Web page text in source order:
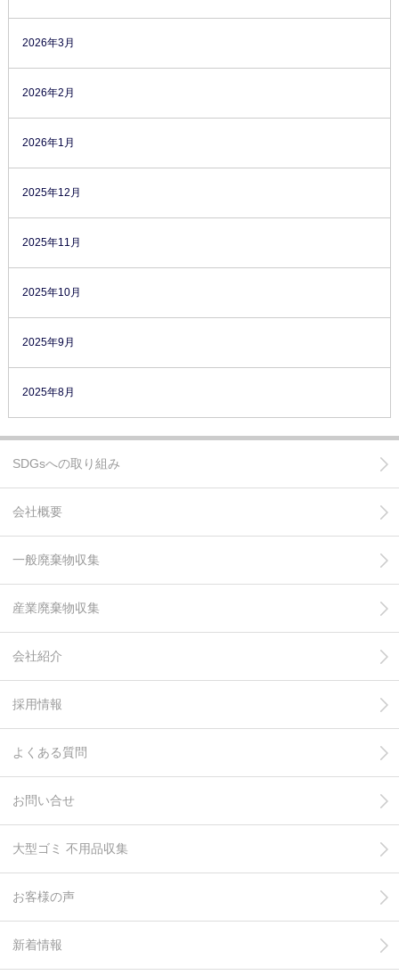
2026年3月
2026年2月
2026年1月
2025年12月
2025年11月
2025年10月
2025年9月
2025年8月
SDGsへの取り組み
会社概要
一般廃棄物収集
産業廃棄物収集
会社紹介
採用情報
よくある質問
お問い合せ
大型ゴミ 不用品収集
お客様の声
新着情報